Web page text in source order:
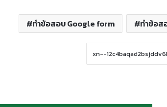
ทำข้อสอบ Google form ทำข้อส